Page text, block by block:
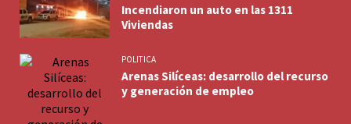
Incendiaron un auto en las 1311
Viviendas
POLITICA
Arenas Silíceas: desarrollo del recurso
y generación de empleo